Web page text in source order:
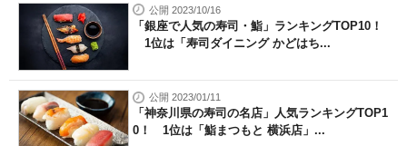
公開 2023/10/16
「銀座で人気の寿司・鮨」ランキングTOP10！
1位は「寿司ダイニング かどはち...
公開 2023/01/11
「神奈川県の寿司の名店」人気ランキングTOP1
0！ 1位は「鮨まつもと 横浜店」...